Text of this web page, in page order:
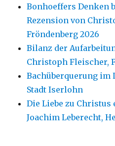
Bonhoeffers Denken
Rezension von
Fröndenberg 2026
Bilanz der
Christoph Fleischer,
Bachüberquerung im
Stadt Iserlohn
Die Liebe zu
Joachim Leberecht,